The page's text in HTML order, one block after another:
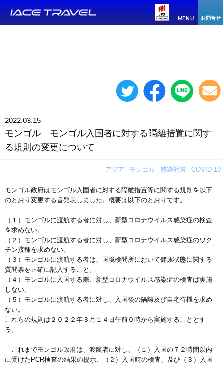
MENU お問合せ
2022.03.15
モンゴル モンゴル入国者に対する隔離措置に関す
る規則の変更について
アジア モンゴル 感染対策 COVID-19
モンゴル政府はモンゴル入国者に対する隔離措置等に関する規則を以下
のとおり変更する旨発表しました。概要は以下のとおりです。
（１）モンゴルに渡航する者に対し、新型コロナウイルス感染症の検査
を求めない。
（２）モンゴルに渡航する者に対し、新型コロナウイルス感染症のワク
チン接種を求めない。
（３）モンゴルに渡航する者は、国境検問所において健康状態に関する
質問票を正確に記入すること。
（４）モンゴルに入国する際、新型コロナウイルス感染症の検査は実施
しない。
（５）モンゴルに渡航する者に対し、入国後の隔離及び自宅待機を求め
ない。
これらの規則は２０２２年３月１４日午前０時から実施することとす
る。
これまでモンゴル政府は、渡航者に対し、（１）入国の７２時間以内
に受けたPCR検査の結果の提示、（２）入国時の検査、及び（３）入国